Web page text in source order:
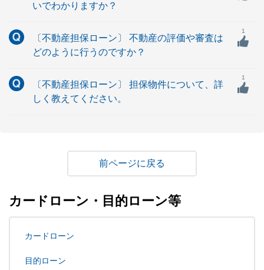
いでわかりますか？
〔不動産担保ローン〕 不動産の評価や審査は
どのように行うのですか？
1
〔不動産担保ローン〕 担保物件について、詳
しく教えてください。
1
戻る
カードローン・目的ローン等
カードローン
目的ローン